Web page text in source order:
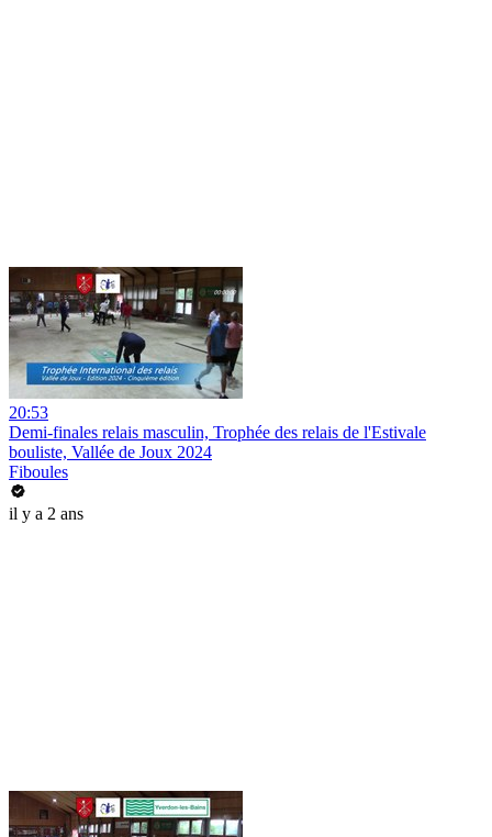
20:53
Demi-finales relais masculin, Trophée des relais de l'Estivale
bouliste, Vallée de Joux 2024
Fiboules
il y a 2 ans